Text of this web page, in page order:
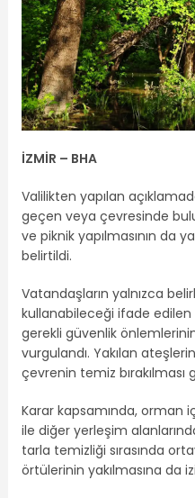
İZMİR – BHA
Valilikten yapılan
geçen veya çevresinde
ve piknik yapılmasının da
belirtildi.
Vatandaşların yalnızca
kullanabileceği ifade
gerekli güvenlik
vurgulandı. Yakılan
çevrenin temiz bırakılması
Karar kapsamında, orman
ile diğer yerleşim
tarla temizliği sırasında
örtülerinin yakılmasına da